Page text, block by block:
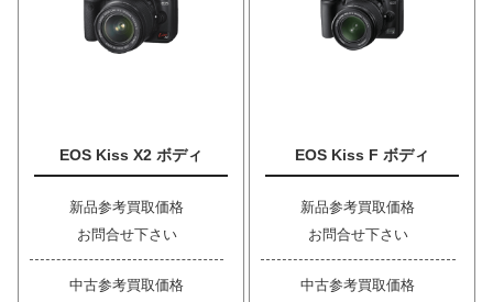
EOS Kiss X2 ボディ
新品参考買取価格
お問合せ下さい
中古参考買取価格
EOS Kiss F ボディ
新品参考買取価格
お問合せ下さい
中古参考買取価格